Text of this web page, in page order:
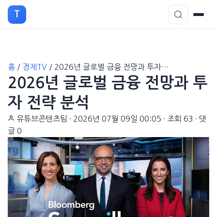
T
홈 / 경제TV / 2026년 글로벌 금융 전망과 투자…
2026년 글로벌 금융 전망과 투
자 전략 분석
유튜브콘텐츠팀 · 2026년 07월 09일 00:05 · 조회 63 · 댓
글 0